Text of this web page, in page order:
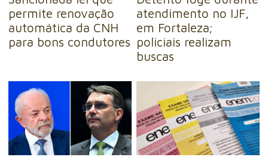
permite renovação
automática da CNH
para bons condutores
atendimento no IJF,
em Fortaleza;
policiais realizam
buscas